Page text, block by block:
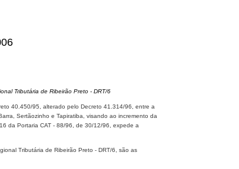
Tributária de Ribeirão Preto - DRT/6
40.450/95, alterado pelo Decreto 41.314/96, entre a
Sertãozinho e Tapiratiba, visando ao incremento da
da Portaria CAT - 88/96, de 30/12/96, expede a
Tributária de Ribeirão Preto - DRT/6, são as